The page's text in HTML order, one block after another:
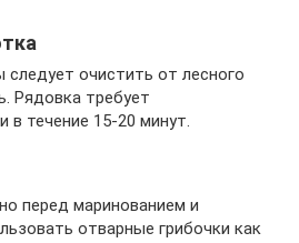
очистить от лесного
Рядовка требует
в течение 15-20 минут.
перед маринованием и
отварные грибочки как